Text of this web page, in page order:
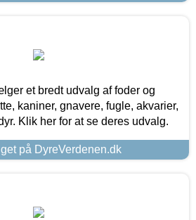
et bredt udvalg af foder og
kaniner, gnavere, fugle, akvarier,
Klik her for at se deres udvalg.
på DyreVerdenen.dk